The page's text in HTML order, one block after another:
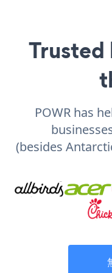
Trusted
POWR has
(besides